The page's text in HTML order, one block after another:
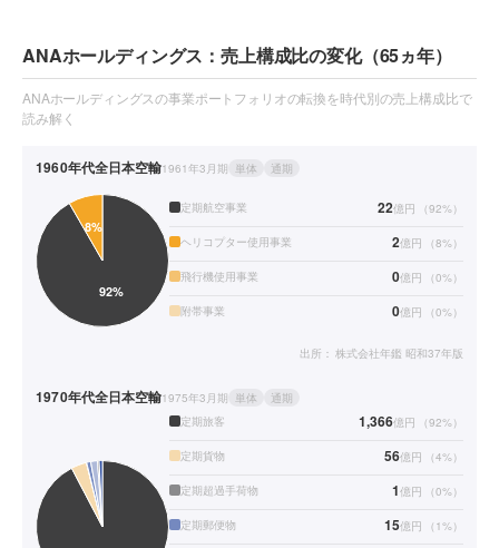
ANAホールディングス：売上構成比の変化（65ヵ年）
ANAホールディングスの事業ポートフォリオの転換を時代別の売上構成比で
読み解く
1960年代全日本空輸1961年3月期 単体 通期
定期航空事業 22億円 （92%）
ヘリコプター使用事業 2億円 （8%）
飛行機使用事業 0億円 （0%）
附帯事業 0億円 （0%）
出所： 株式会社年鑑 昭和37年版
1970年代全日本空輸1975年3月期 単体
通期
定期旅客
1,366億円 （92%）
定期貨物 56億円 （4%）
定期超過手荷物 1億円 （0%）
定期郵便物 15億円 （ 1%）